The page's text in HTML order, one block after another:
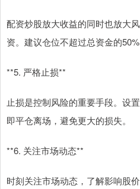
配资炒股放大收益的同时也放大
资。建议仓位不超过总资金的50%
**5. 严格止损**
止损是控制风险的重要手段。设
即平仓离场，避免更大的损失。
**6. 关注市场动态**
时刻关注市场动态，了解影响股